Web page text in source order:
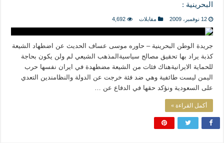
البحرينية :
12 نوفمبر، 2009 مقابلات 4,692
جريدة الوطن البحرينية – حاوره موسى عساف الحديث عن اضطهاد الشيعة
كذبة يراد بها تحقيق مصالج سياسيةالمذهب الشيعي لم ولن يكون بحاجة
للحماية الايرانيةهناك فئات من الشيعة مضطهدة في ايران نفسها حرب
اليمن ليست طائفية وهي ضد فئة خرجت عن الدولة والنظامندين التعدي
على السعودية ونؤكد حقها في الدفاع عن …
أكمل القراءة »